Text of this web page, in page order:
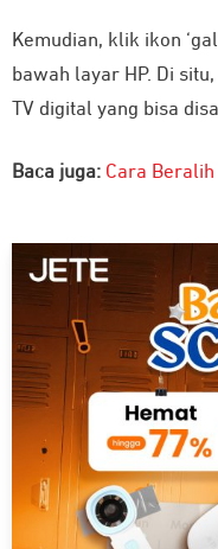
Kemudian, klik ikon
bawah layar HP. Di
TV digital yang bisa
Baca juga: Cara Beralih